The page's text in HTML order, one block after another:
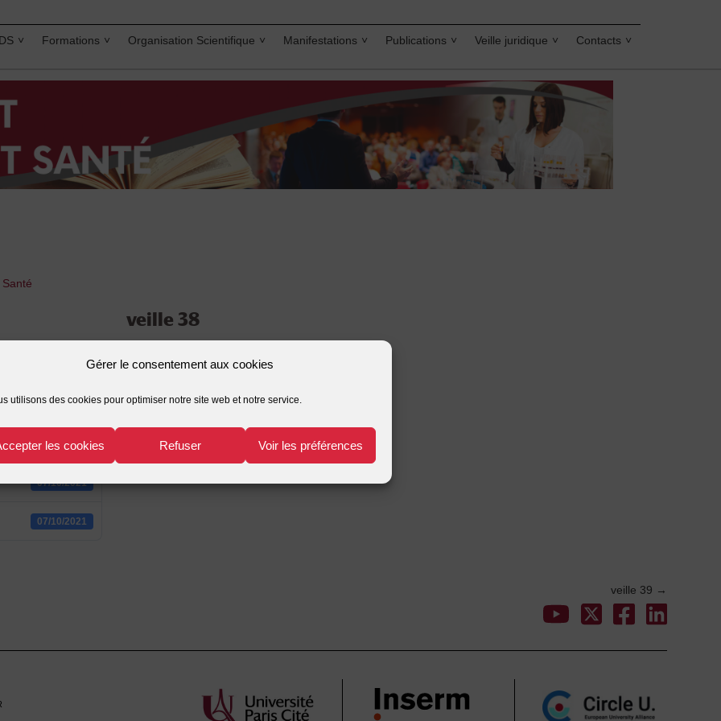
Gérer le consentement aux cookies
utilisons des cookies pour optimiser notre site web et notre service.
les cookies Refuser Voir les préférences
Formations Organisation Scientifique Manifestations Publications Veille juridique Contacts
2
366.48 KB
1
07/10/2021
07/10/2021
veille 38
veille 39 →